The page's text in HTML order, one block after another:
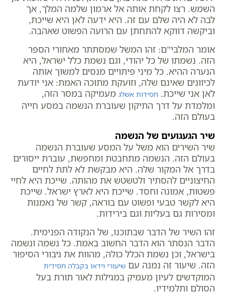
השמש. רצו לקחת אותה אל ארמון שלמה המלך, אך
לבה לא היה שלם עם זה. היא ידעה לאן היא שייכת,
וביקשה דווקא להתחתן עם הרועה הפשוט שאהבה.
אומר המלבי”ם: זהו המשל שמסתתר מאחורי הספר
הזה. נשמתו של כל יהודי, וגם נשמת כלל ישראל, היא
הנערה ההיא. כל מיני פיתויים מנסים למשוך אותה
לכיוונים שאינם שלה, וזועקת מתוכה האמת: אני יודעת
לאן אני שייכת. חסידות אשלג מעמיקה במסר הזה,
ומלמדת על דרך התיקון שעוברת הנשמה במסע חייה
בעולם הזה.
שיר הגעגועים של הנשמה
שיר השירים הוא משל על המסע שעוברת הנשמה
בעולם הזה. הנשמה מתחבטת ומחפשת, עוברת ייסורים
בדרך אל המקור שלה. היא מבקשת לא לתת לחיים
החיצוניים להסתיר ולטשטש את מהותה. שייכת היא לחיי
פשטות, אמונה וחסד. שייכת היא לארץ ישראל. שייכת
היא לקשר טבעי ופשוט עם בוראה, קשר של נאמנות
ומסירות גם בעליות וגם בירידות.
זהו השיר של הדבר שבתוכנו, של הנקודה הפנימית.
הדבר הנסתר הוא הדבר החשוב באמת. כל נשמה ונשמה
בישראל, וכן נשמת הכלל כולה, מהוות את גיבורי הסיפור
הזה. שיעור זה נמנה עם שיעורי וידאו בקבלה חסידית
המוקדשים לעיון מעמיק במגילות לאור תורת בעל
הסולם ותלמידיו.